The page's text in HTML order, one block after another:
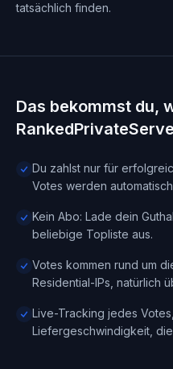
tatsächlich finden.
Das bekommst du,
Du zahlst nur für
Votes werden
Kein Abo: Lade dein
beliebige Topliste aus.
Votes kommen rund um
Residential-IPs, natürlich
Live-Tracking jedes
Liefergeschwindigkeit,